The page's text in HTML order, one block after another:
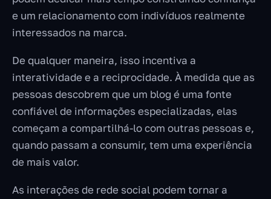
e um relacionamento com indivíduos realmente
interessados na marca.
De qualquer maneira, isso incentiva a
interatividade e a reciprocidade. À medida que as
pessoas descobrem que um blog é uma fonte
confiável de informações especializadas, elas
começam a compartilhá-lo com outras pessoas e,
quando passam a consumir, tem uma experiência
de mais valor.
As interações de rede social podem tornar a